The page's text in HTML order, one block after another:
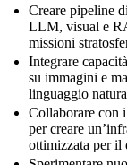
Creare pipeline
LLM, visual e
missioni
Integrare
su immagini e
linguaggio
Collaborare con
per creare
ottimizzata per il